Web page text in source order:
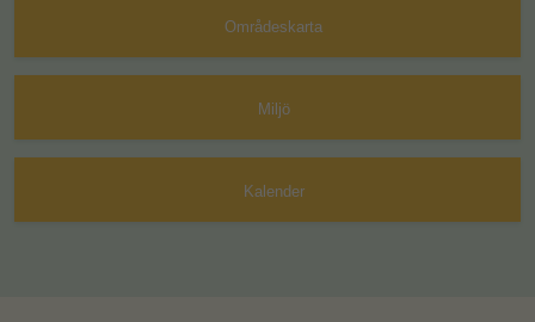
Områdeskarta
Miljö
Kalender